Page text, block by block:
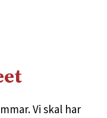
Vi skal har